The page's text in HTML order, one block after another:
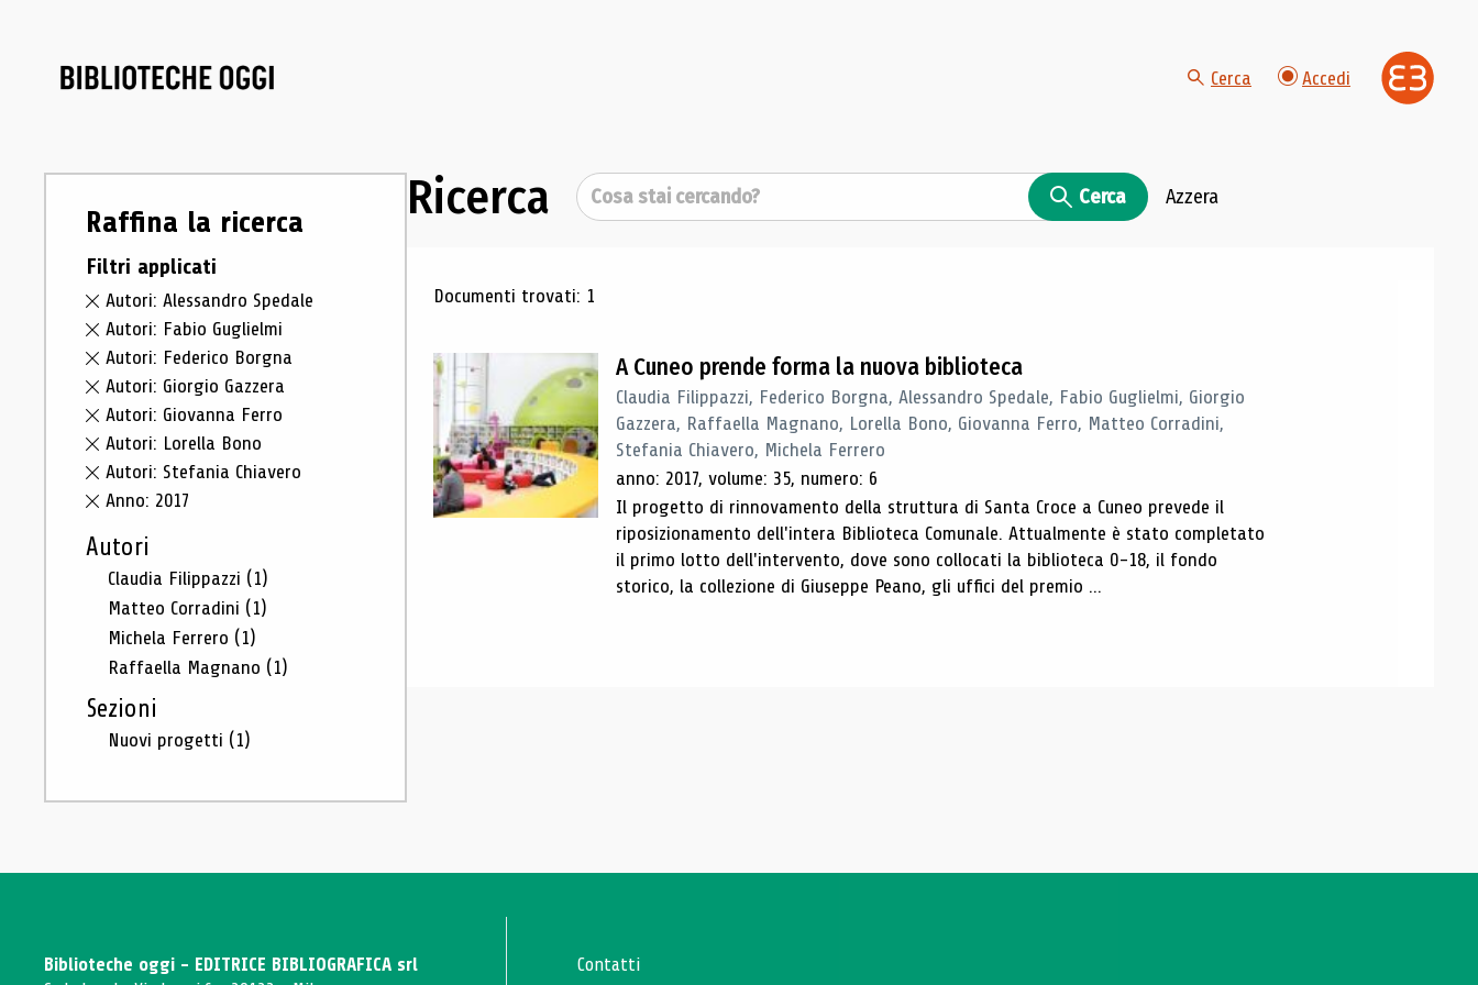
Cerca Accedi
Raffina la ricerca
Filtri applicati
Autori: Alessandro Spedale
Autori: Fabio Guglielmi
Autori: Federico Borgna
Autori: Giorgio Gazzera
Autori: Giovanna Ferro
Autori: Lorella Bono
Autori: Stefania Chiavero
Anno: 2017
Autori
Claudia Filippazzi (1)
Matteo Corradini (1)
Michela Ferrero (1)
Raffaella Magnano (1)
Sezioni
Nuovi progetti (1)
Ricerca Cerca Cerca Azzera
Risultati di ricerca
Documenti trovati: 1
A Cuneo prende forma la nuova biblioteca
Claudia Filippazzi, Federico Borgna, Alessandro Spedale, Fabio Guglielmi, Giorgio
Gazzera, Raffaella Magnano, Lorella Bono, Giovanna Ferro, Matteo Corradini,
Stefania Chiavero, Michela Ferrero
anno: 2017, volume: 35, numero: 6
Il progetto di rinnovamento della struttura di Santa Croce a Cuneo prevede il
riposizionamento dell'intera Biblioteca Comunale. Attualmente è stato completato
il primo lotto dell'intervento, dove sono collocati la biblioteca 0-18, il fondo
storico, la collezione di Giuseppe Peano, gli uffici del premio ...
Biblioteche oggi - EDITRICE BIBLIOGRAFICA srl
Contatti